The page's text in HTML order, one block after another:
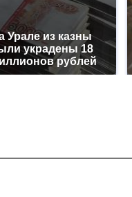
Урале из казны
украдены 18
рублей